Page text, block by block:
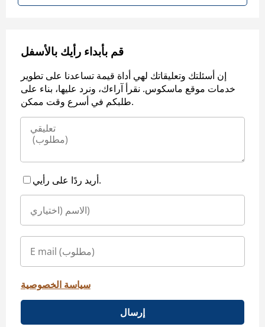
قم بأبداء رأيك بالأسفل
إن أسئلتك وتعليقاتك لهي أداة قيمة تساعدنا على تطوير
خدمات موقع ماسكوس. نقرأ آراءك، ونرد عليها، بناء على
طلبكم في أسرع وقت ممكن.
أريد ردًا على رأيي.
سياسة الخصوصية
إرسال